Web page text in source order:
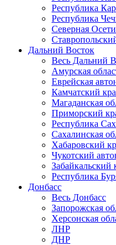
Республика
Республика
Северная
Дальний Восток
Весь Дальний
Амурская
Еврейская
Камчатский
Магаданская
Приморский
Республика
Сахалинская
Хабаровский
Чукотский
Забайкальский
Республика
Донбасс
Весь Донбасс
Запорожская
Херсонская
ЛНР
ДНР